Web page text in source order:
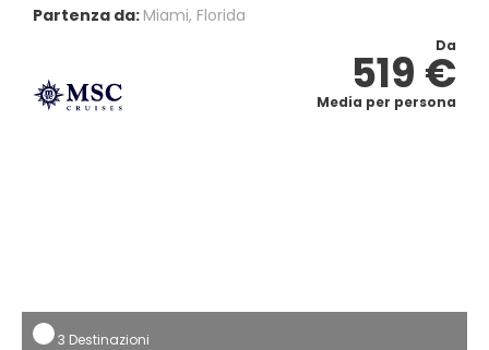
Partenza da: Miami, Florida
Da
519 €
Media per persona
3 Destinazioni